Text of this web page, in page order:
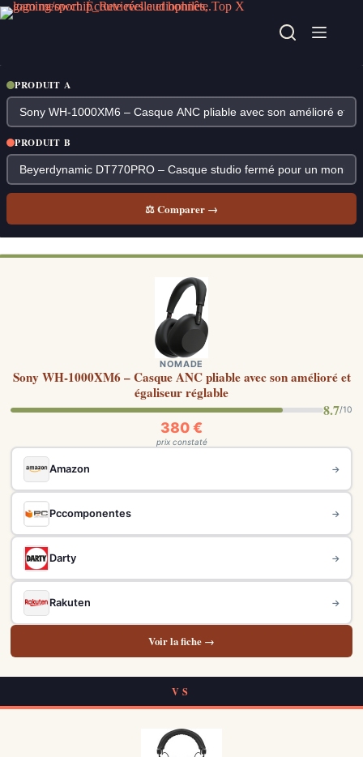
Passer
au
PRODUIT A
PRODUIT B
⚖ Comparer →
NOMADE
Sony WH-1000XM6 – Casque ANC pliable avec son amélioré et
égaliseur réglable
8.7/10
380 €
prix constaté
Amazon →
Pccomponentes →
Darty →
Rakuten →
Voir la fiche →
VS